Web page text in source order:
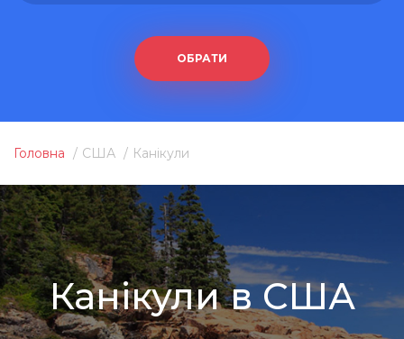
ОБРАТИ
Головна США Канікули
Канікули в США